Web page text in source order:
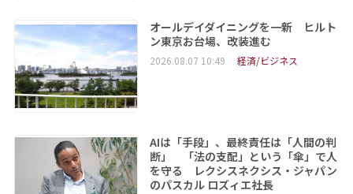
オールデイダイニングを一新 ヒルト
ン東京お台場、改装進む
2026.08.07 10:49 経済/ビジネス
AIは「手段」、最終責任は「人間の判
断」 「法の支配」という「傘」で人
を守る レクシスネクシス・ジャパン
のパスカル ロズィエ社長